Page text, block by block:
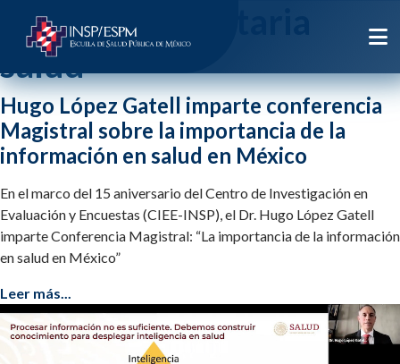
Etiqueta:
salud
Hugo López Gatell imparte conferencia
Magistral sobre la importancia de la
información en salud en México
En el marco del 15 aniversario del Centro de Investigación en
Evaluación y Encuestas (CIEE-INSP), el Dr. Hugo López Gatell
imparte Conferencia Magistral: “La importancia de la información
en salud en México”
Leer más...